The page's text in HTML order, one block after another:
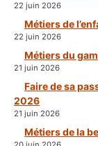
22 juin 2026
Métiers de
22 juin 2026
Métiers du
21 juin 2026
Faire de sa
2026
21 juin 2026
Métiers de la